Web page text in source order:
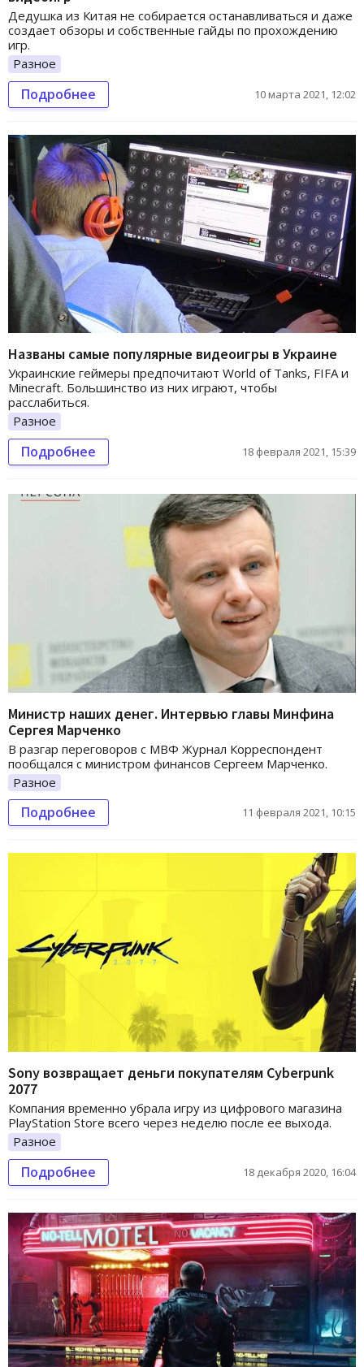
Дедушка из Китая не собирается останавливаться и даже
создает обзоры и собственные гайды по прохождению
игр.
Разное
Подробнее 10 марта 2021, 12:02
Названы самые популярные видеоигры в Украине
Украинские геймеры предпочитают World of Tanks, FIFA и
Minecraft. Большинство из них играют, чтобы
расслабиться.
Разное
Подробнее 18 февраля 2021, 15:39
Министр наших денег. Интервью главы Минфина
Сергея Марченко
В разгар переговоров с МВФ Журнал Корреспондент
пообщался с министром финансов Сергеем Марченко.
Разное
Подробнее 11 февраля 2021, 10:15
Sony возвращает деньги покупателям Cyberpunk
2077
Компания временно убрала игру из цифрового магазина
PlayStation Store всего через неделю после ее выхода.
Разное
Подробнее 18 декабря 2020, 16:04